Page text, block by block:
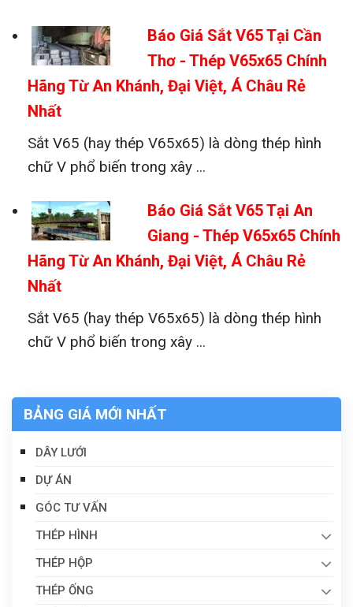
Báo Giá Sắt V65 Tại Cần
Thơ - Thép V65x65 Chính
Hãng Từ An Khánh, Đại Việt, Á Châu Rẻ
Nhất
Sắt V65 (hay thép V65x65) là dòng thép hình
chữ V phổ biến trong xây ...
Báo Giá Sắt V65 Tại An
Giang - Thép V65x65 Chính
Hãng Từ An Khánh, Đại Việt, Á Châu Rẻ
Nhất
Sắt V65 (hay thép V65x65) là dòng thép hình
chữ V phổ biến trong xây ...
BẢNG GIÁ MỚI NHẤT
DÂY LƯỚI
DỰ ÁN
GÓC TƯ VẤN
THÉP HÌNH
THÉP HỘP
THÉP ỐNG